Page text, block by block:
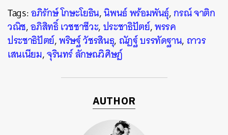
Tags:อภิรักษ์ โกษะโยธิน,นิพนธ์ พร้อมพันธุ์,กรณ์ จาติก
วณิช,อภิสิทธิ์ เวชชาชีวะ,ประชาธิปัตย์,พรรค
ประชาธิปัตย์,พริษฐ์ วัชรสินธุ, ณัฏฐ์ บรรทัดฐาน, ถาวร
เสนเนียม,จุรินทร์ ลักษณวิศิษฏ์
AUTHOR